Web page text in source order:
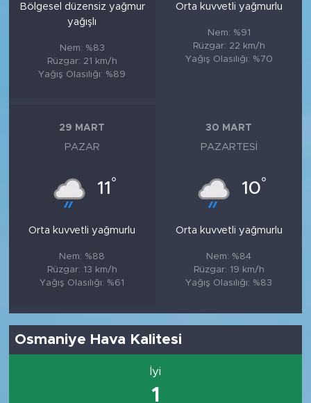
Bölgesel düzensiz yağmur
yağışlı
Nem: %83
Rüzgar: 21 km/h
Yağış Olasılığı: %89
Orta kuvvetli yağmurlu
Nem: %91
Rüzgar: 22 km/h
Yağış Olasılığı: %70
29 MART
PAZAR
11 °
Orta kuvvetli yağmurlu
Nem: %88
Rüzgar: 13 km/h
Yağış Olasılığı: %61
30 MART
PAZARTESI
10°
Orta kuvvetli yağmurlu
Nem: %84
Rüzgar: 19 km/h
Yağış Olasılığı: %83
Osmaniye Hava Kalitesi
İyi
1